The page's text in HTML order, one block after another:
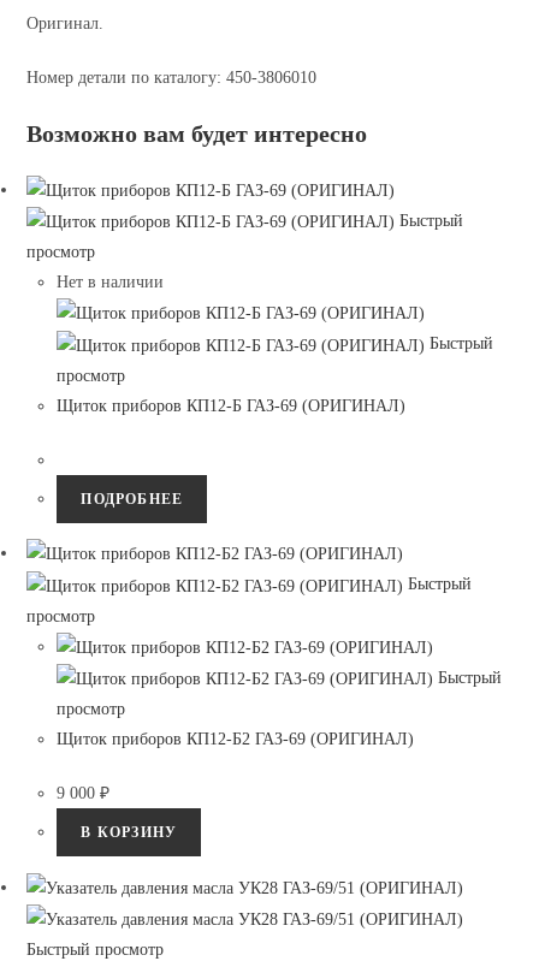
Оригинал.
Номер детали по каталогу: 450-3806010
Возможно вам будет интересно
Быстрый
просмотр
Нет в наличии
Быстрый
просмотр
Щиток приборов КП12-Б ГАЗ-69 (ОРИГИНАЛ)
ПОДРОБНЕЕ
Быстрый
просмотр
Быстрый
просмотр
Щиток приборов КП12-Б2 ГАЗ-69 (ОРИГИНАЛ)
9 000₽
В КОРЗИНУ
Быстрый просмотр